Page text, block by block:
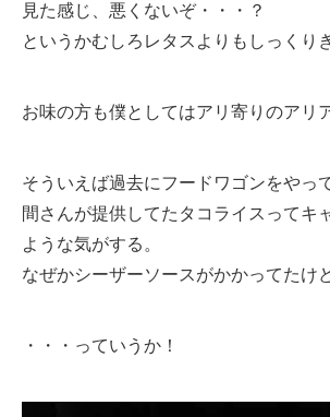
見た感じ、悪くないぞ・・・？
というかむしろレタスよりもしっくり
お味の方も僕としてはアリ寄りのアリ
そういえば過去にフードワゴンをやっ
間さんが提供してたタコライスってキ
ような気がする。
なぜかシーザーソースがかかってたけ
・・・っていうか！